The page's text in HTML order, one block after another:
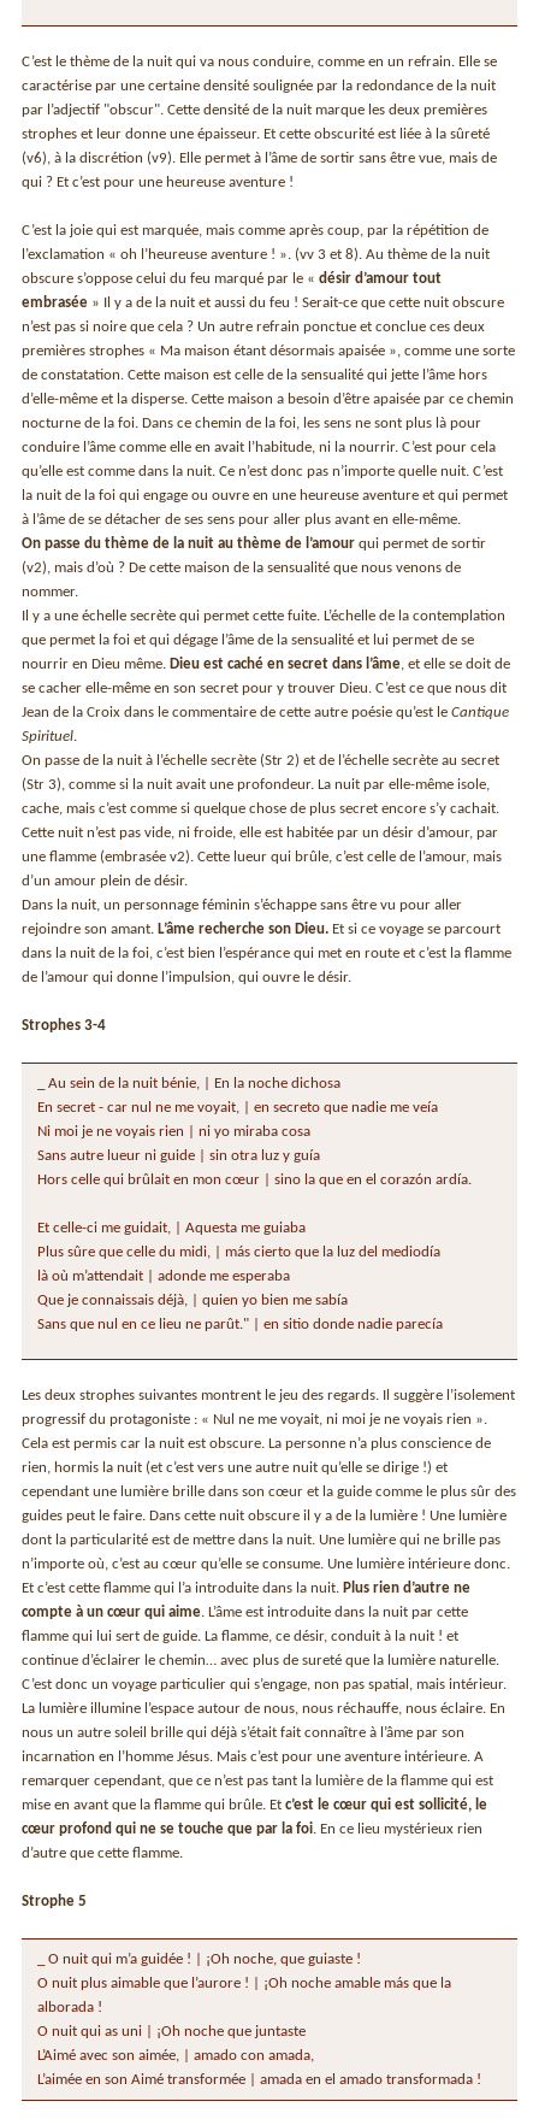
C’est le thème de la nuit qui va nous conduire, comme en un refrain. Elle se
caractérise par une certaine densité soulignée par la redondance de la nuit
par l’adjectif "obscur". Cette densité de la nuit marque les deux premières
strophes et leur donne une épaisseur. Et cette obscurité est liée à la sûreté
(v6), à la discrétion (v9). Elle permet à l’âme de sortir sans être vue, mais de
qui ? Et c’est pour une heureuse aventure !
C’est la joie qui est marquée, mais comme après coup, par la répétition de
l’exclamation « oh l’heureuse aventure ! ». (vv 3 et 8). Au thème de la nuit
obscure s’oppose celui du feu marqué par le «désir d’amour tout
embrasée » Il y a de la nuit et aussi du feu ! Serait-ce que cette nuit obscure
n’est pas si noire que cela ? Un autre refrain ponctue et conclue ces deux
premières strophes « Ma maison étant désormais apaisée », comme une sorte
de constatation. Cette maison est celle de la sensualité qui jette l’âme hors
d’elle-même et la disperse. Cette maison a besoin d’être apaisée par ce chemin
nocturne de la foi. Dans ce chemin de la foi, les sens ne sont plus là pour
conduire l’âme comme elle en avait l’habitude, ni la nourrir. C’est pour cela
qu’elle est comme dans la nuit. Ce n’est donc pas n’importe quelle nuit. C’est
la nuit de la foi qui engage ou ouvre en une heureuse aventure et qui permet
à l’âme de se détacher de ses sens pour aller plus avant en elle-même.
On passe du thème de la nuit au thème de l’amour qui permet de sortir
(v2), mais d’où ? De cette maison de la sensualité que nous venons de
nommer.
Il y a une échelle secrète qui permet cette fuite. L’échelle de la contemplation
que permet la foi et qui dégage l’âme de la sensualité et lui permet de se
nourrir en Dieu même. Dieu est caché en secret dans l’âme, et elle se doit de
se cacher elle-même en son secret pour y trouver Dieu. C’est ce que nous dit
Jean de la Croix dans le commentaire de cette autre poésie qu’est leCantique
Spirituel.
On passe de la nuit à l’échelle secrète (Str 2) et de l’échelle secrète au secret
(Str 3), comme si la nuit avait une profondeur. La nuit par elle-même isole,
cache, mais c’est comme si quelque chose de plus secret encore s’y cachait.
Cette nuit n’est pas vide, ni froide, elle est habitée par un désir d’amour, par
une flamme (embrasée v2). Cette lueur qui brûle, c’est celle de l’amour, mais
d’un amour plein de désir.
Dans la nuit, un personnage féminin s’échappe sans être vu pour aller
rejoindre son amant. L’âme recherche son Dieu. Et si ce voyage se parcourt
dans la nuit de la foi, c’est bien l’espérance qui met en route et c’est la flamme
de l’amour qui donne l’impulsion, qui ouvre le désir.
Strophes 3-4
_ Au sein de la nuit bénie, | En la noche dichosa
En secret - car nul ne me voyait, | en secreto que nadie me veía
Ni moi je ne voyais rien | ni yo miraba cosa
Sans autre lueur ni guide | sin otra luz y guía
Hors celle qui brûlait en mon cœur | sino la que en el corazón ardía.
Et celle-ci me guidait, | Aquesta me guiaba
Plus sûre que celle du midi, | más cierto que la luz del mediodía
là où m’attendait | adonde me esperaba
Que je connaissais déjà, | quien yo bien me sabía
Sans que nul en ce lieu ne parût." | en sitio donde nadie parecía
Les deux strophes suivantes montrent le jeu des regards. Il suggère l’isolement
progressif du protagoniste : « Nul ne me voyait, ni moi je ne voyais rien ».
Cela est permis car la nuit est obscure. La personne n’a plus conscience de
rien, hormis la nuit (et c’est vers une autre nuit qu’elle se dirige !) et
cependant une lumière brille dans son cœur et la guide comme le plus sûr des
guides peut le faire. Dans cette nuit obscure il y a de la lumière ! Une lumière
dont la particularité est de mettre dans la nuit. Une lumière qui ne brille pas
n’importe où, c’est au cœur qu’elle se consume. Une lumière intérieure donc.
Et c’est cette flamme qui l’a introduite dans la nuit. Plus rien d’autre ne
compte à un cœur qui aime. L’âme est introduite dans la nuit par cette
flamme qui lui sert de guide. La flamme, ce désir, conduit à la nuit ! et
continue d’éclairer le chemin… avec plus de sureté que la lumière naturelle.
C’est donc un voyage particulier qui s’engage, non pas spatial, mais intérieur.
La lumière illumine l’espace autour de nous, nous réchauffe, nous éclaire. En
nous un autre soleil brille qui déjà s’était fait connaître à l’âme par son
incarnation en l’homme Jésus. Mais c’est pour une aventure intérieure. A
remarquer cependant, que ce n’est pas tant la lumière de la flamme qui est
mise en avant que la flamme qui brûle. Etc’est le cœur qui est sollicité, le
cœur profond qui ne se touche que par la foi. En ce lieu mystérieux rien
d’autre que cette flamme.
Strophe 5
_ O nuit qui m’a guidée ! | ¡Oh noche, que guiaste !
O nuit plus aimable que l’aurore ! | ¡Oh noche amable más que la
alborada !
O nuit qui as uni | ¡Oh noche que juntaste
L’Aimé avec son aimée, | amado con amada,
L’aimée en son Aimé transformée | amada en el amado transformada !